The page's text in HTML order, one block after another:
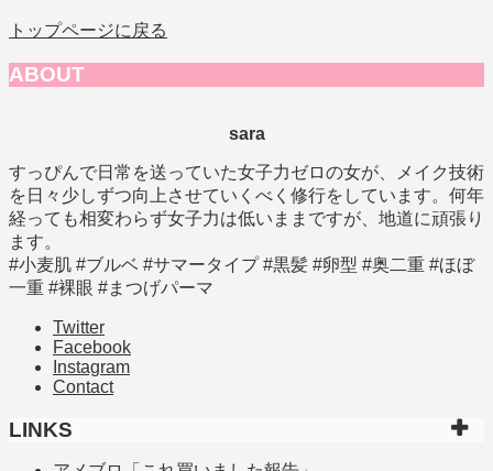
トップページに戻る
ABOUT
sara
すっぴんで日常を送っていた女子力ゼロの女が、メイク技術
を日々少しずつ向上させていくべく修行をしています。何年
経っても相変わらず女子力は低いままですが、地道に頑張り
ます。
#小麦肌 #ブルベ #サマータイプ #黒髪 #卵型 #奥二重 #ほぼ
一重 #裸眼 #まつげパーマ
Twitter
Facebook
Instagram
Contact
LINKS